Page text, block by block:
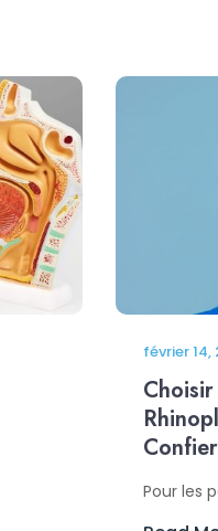
février 14,
Pour les